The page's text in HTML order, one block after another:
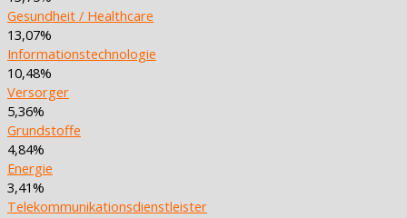
Gesundheit / Healthcare
13,07%
Informationstechnologie
10,48%
Versorger
5,36%
Grundstoffe
4,84%
Energie
3,41%
Telekommunikationsdienstleister